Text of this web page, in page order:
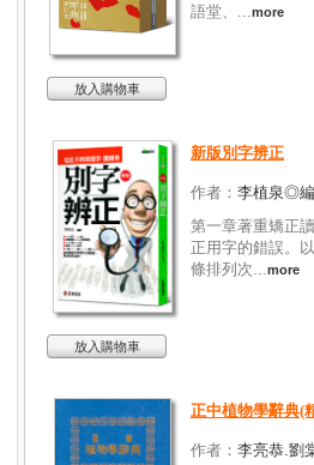
語堂、...more
放入購物車
新版別字辨正
作者： 李植泉◎
第一章著重矯正
正用字的錯誤。
條排列次...more
放入購物車
正中植物學辭典(
作者： 李亮恭.劉